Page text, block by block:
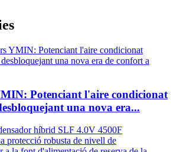
Potenciant l'aire condicionat
una nova era...